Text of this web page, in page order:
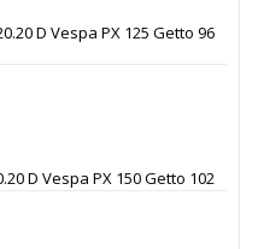
D Vespa PX 125 Getto 96
D Vespa PX 150 Getto 102